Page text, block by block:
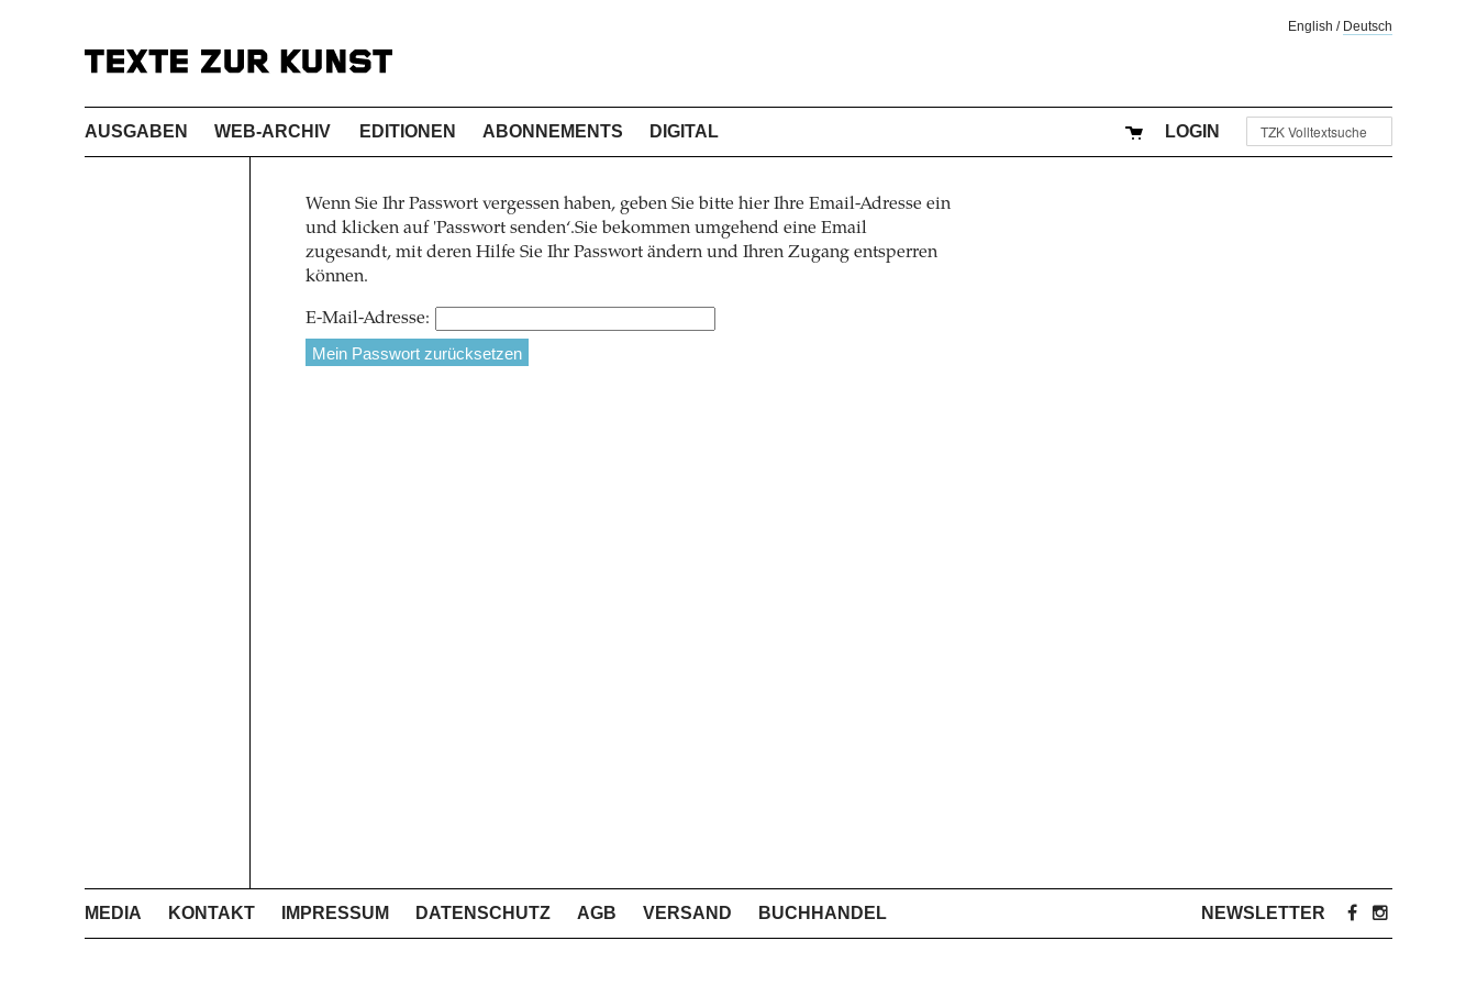
English / Deutsch
AUSGABEN WEB-ARCHIV EDITIONEN ABONNEMENTS DIGITAL LOGIN
Wenn Sie Ihr Passwort vergessen haben, geben Sie bitte hier Ihre Email-Adresse ein
und klicken auf 'Passwort senden‘.Sie bekommen umgehend eine Email
zugesandt, mit deren Hilfe Sie Ihr Passwort ändern und Ihren Zugang entsperren
können.
E-Mail-Adresse:
MEDIA KONTAKT IMPRESSUM DATENSCHUTZ AGB VERSAND BUCHHANDEL NEWSLETTER